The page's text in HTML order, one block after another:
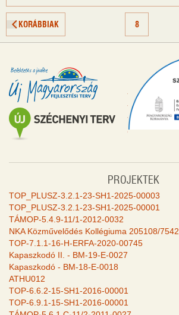
8
KORÁBBIAK
PROJEKTEK
TOP_PLUSZ-3.2.1-23-SH1-2025-00003
TOP_PLUSZ-3.2.1-23-SH1-2025-00001
TÁMOP-5.4.9-11/1-2012-0032
NKA Közművelődés Kollégiuma 205108/7542
TOP-7.1.1-16-H-ERFA-2020-00745
Kapaszkodó II. - BM-19-E-0027
Kapaszkodó - BM-18-E-0018
ATHU012
TOP-6.6.2-15-SH1-2016-00001
TOP-6.9.1-15-SH1-2016-00001